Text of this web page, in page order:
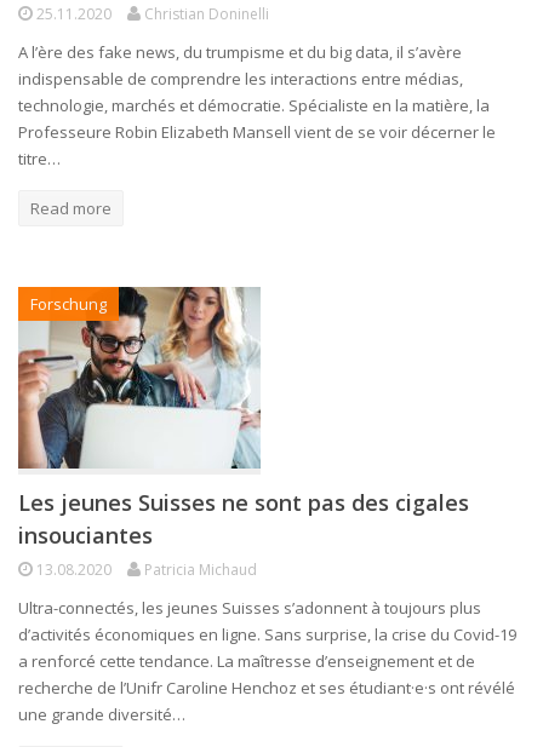
25.11.2020 Christian Doninelli
A l’ère des fake news, du trumpisme et du big data, il s’avère
indispensable de comprendre les interactions entre médias,
technologie, marchés et démocratie. Spécialiste en la matière, la
Professeure Robin Elizabeth Mansell vient de se voir décerner le
titre…
Read more
Forschung
Les jeunes Suisses ne sont pas des cigales
insouciantes
13.08.2020 Patricia Michaud
Ultra-connectés, les jeunes Suisses s’adonnent à toujours plus
d’activités économiques en ligne. Sans surprise, la crise du Covid-19
a renforcé cette tendance. La maîtresse d’enseignement et de
recherche de l’Unifr Caroline Henchoz et ses étudiant·e·s ont révélé
une grande diversité…